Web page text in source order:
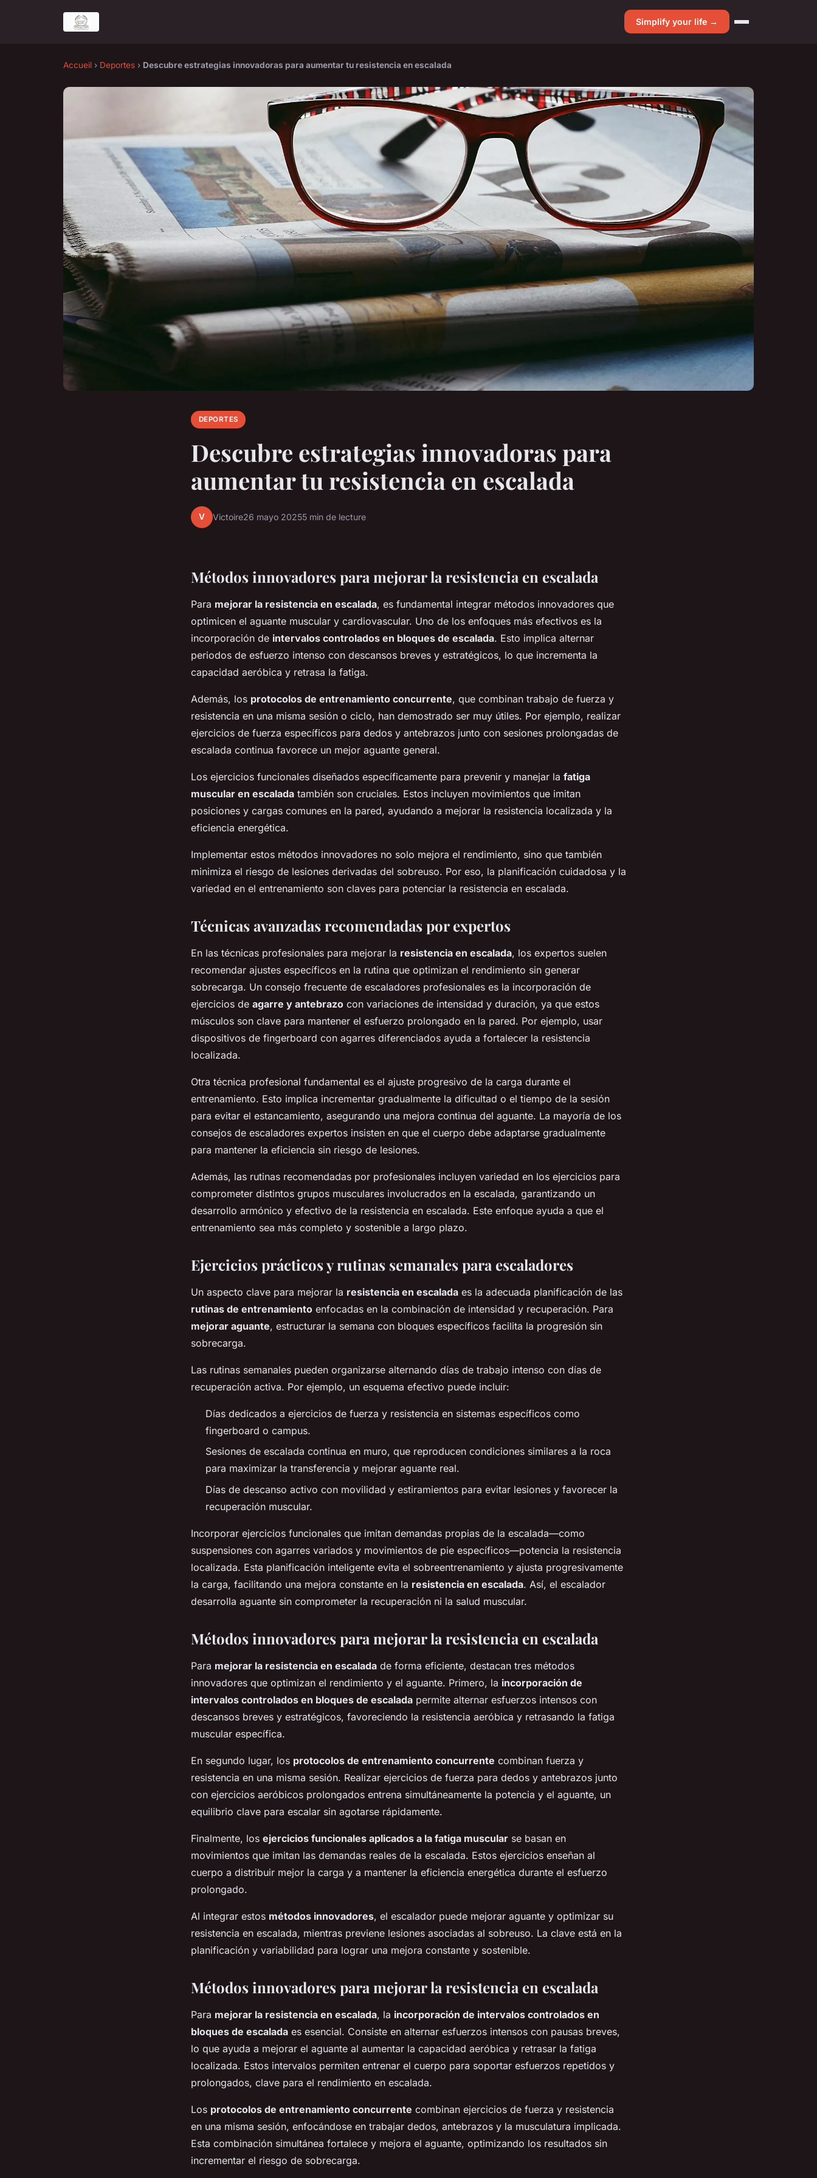
Simplify your life →
Accueil › Deportes › Descubre estrategias innovadoras para aumentar tu resistencia en escalada
DEPORTES
Descubre estrategias innovadoras para
aumentar tu resistencia en escalada
V Victoire26 mayo 20255 min de lecture
Métodos innovadores para mejorar la resistencia en escalada
Para mejorar la resistencia en escalada, es fundamental integrar métodos innovadores que
optimicen el aguante muscular y cardiovascular. Uno de los enfoques más efectivos es la
incorporación de intervalos controlados en bloques de escalada. Esto implica alternar
periodos de esfuerzo intenso con descansos breves y estratégicos, lo que incrementa la
capacidad aeróbica y retrasa la fatiga.
Además, los protocolos de entrenamiento concurrente, que combinan trabajo de fuerza y
resistencia en una misma sesión o ciclo, han demostrado ser muy útiles. Por ejemplo, realizar
ejercicios de fuerza específicos para dedos y antebrazos junto con sesiones prolongadas de
escalada continua favorece un mejor aguante general.
Los ejercicios funcionales diseñados específicamente para prevenir y manejar la fatiga
muscular en escalada también son cruciales. Estos incluyen movimientos que imitan
posiciones y cargas comunes en la pared, ayudando a mejorar la resistencia localizada y la
eficiencia energética.
Implementar estos métodos innovadores no solo mejora el rendimiento, sino que también
minimiza el riesgo de lesiones derivadas del sobreuso. Por eso, la planificación cuidadosa y la
variedad en el entrenamiento son claves para potenciar la resistencia en escalada.
Técnicas avanzadas recomendadas por expertos
En las técnicas profesionales para mejorar la resistencia en escalada, los expertos suelen
recomendar ajustes específicos en la rutina que optimizan el rendimiento sin generar
sobrecarga. Un consejo frecuente de escaladores profesionales es la incorporación de
ejercicios de agarre y antebrazo con variaciones de intensidad y duración, ya que estos
músculos son clave para mantener el esfuerzo prolongado en la pared. Por ejemplo, usar
dispositivos de fingerboard con agarres diferenciados ayuda a fortalecer la resistencia
localizada.
Otra técnica profesional fundamental es el ajuste progresivo de la carga durante el
entrenamiento. Esto implica incrementar gradualmente la dificultad o el tiempo de la sesión
para evitar el estancamiento, asegurando una mejora continua del aguante. La mayoría de los
consejos de escaladores expertos insisten en que el cuerpo debe adaptarse gradualmente
para mantener la eficiencia sin riesgo de lesiones.
Además, las rutinas recomendadas por profesionales incluyen variedad en los ejercicios para
comprometer distintos grupos musculares involucrados en la escalada, garantizando un
desarrollo armónico y efectivo de la resistencia en escalada. Este enfoque ayuda a que el
entrenamiento sea más completo y sostenible a largo plazo.
Ejercicios prácticos y rutinas semanales para escaladores
Un aspecto clave para mejorar la resistencia en escalada es la adecuada planificación de las
rutinas de entrenamiento enfocadas en la combinación de intensidad y recuperación. Para
mejorar aguante, estructurar la semana con bloques específicos facilita la progresión sin
sobrecarga.
Las rutinas semanales pueden organizarse alternando días de trabajo intenso con días de
recuperación activa. Por ejemplo, un esquema efectivo puede incluir:
Días dedicados a ejercicios de fuerza y resistencia en sistemas específicos como
fingerboard o campus.
Sesiones de escalada continua en muro, que reproducen condiciones similares a la roca
para maximizar la transferencia y mejorar aguante real.
Días de descanso activo con movilidad y estiramientos para evitar lesiones y favorecer la
recuperación muscular.
Incorporar ejercicios funcionales que imitan demandas propias de la escalada—como
suspensiones con agarres variados y movimientos de pie específicos—potencia la resistencia
localizada. Esta planificación inteligente evita el sobreentrenamiento y ajusta progresivamente
la carga, facilitando una mejora constante en la resistencia en escalada. Así, el escalador
desarrolla aguante sin comprometer la recuperación ni la salud muscular.
Métodos innovadores para mejorar la resistencia en escalada
Para mejorar la resistencia en escalada de forma eficiente, destacan tres métodos
innovadores que optimizan el rendimiento y el aguante. Primero, la incorporación de
intervalos controlados en bloques de escalada permite alternar esfuerzos intensos con
descansos breves y estratégicos, favoreciendo la resistencia aeróbica y retrasando la fatiga
muscular específica.
En segundo lugar, los protocolos de entrenamiento concurrente combinan fuerza y
resistencia en una misma sesión. Realizar ejercicios de fuerza para dedos y antebrazos junto
con ejercicios aeróbicos prolongados entrena simultáneamente la potencia y el aguante, un
equilibrio clave para escalar sin agotarse rápidamente.
Finalmente, los ejercicios funcionales aplicados a la fatiga muscular se basan en
movimientos que imitan las demandas reales de la escalada. Estos ejercicios enseñan al
cuerpo a distribuir mejor la carga y a mantener la eficiencia energética durante el esfuerzo
prolongado.
Al integrar estos métodos innovadores, el escalador puede mejorar aguante y optimizar su
resistencia en escalada, mientras previene lesiones asociadas al sobreuso. La clave está en la
planificación y variabilidad para lograr una mejora constante y sostenible.
Métodos innovadores para mejorar la resistencia en escalada
Para mejorar la resistencia en escalada, la incorporación de intervalos controlados en
bloques de escalada es esencial. Consiste en alternar esfuerzos intensos con pausas breves,
lo que ayuda a mejorar el aguante al aumentar la capacidad aeróbica y retrasar la fatiga
localizada. Estos intervalos permiten entrenar el cuerpo para soportar esfuerzos repetidos y
prolongados, clave para el rendimiento en escalada.
Los protocolos de entrenamiento concurrente combinan ejercicios de fuerza y resistencia
en una misma sesión, enfocándose en trabajar dedos, antebrazos y la musculatura implicada.
Esta combinación simultánea fortalece y mejora el aguante, optimizando los resultados sin
incrementar el riesgo de sobrecarga.